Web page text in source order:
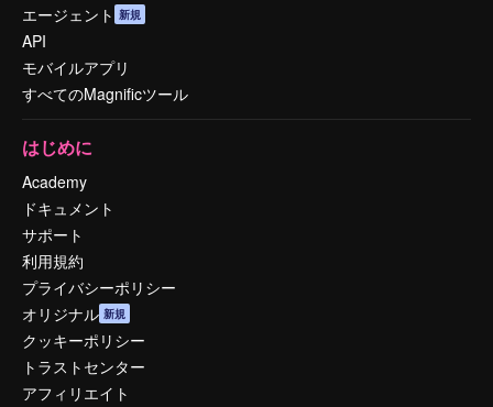
エージェント 新規
API
モバイルアプリ
すべてのMagnificツール
はじめに
Academy
ドキュメント
サポート
利用規約
プライバシーポリシー
オリジナル 新規
クッキーポリシー
トラストセンター
アフィリエイト